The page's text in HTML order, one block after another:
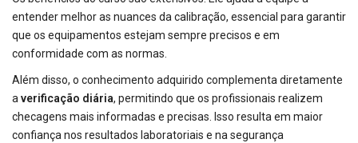
entender melhor as nuances da calibração, essencial para garantir
que os equipamentos estejam sempre precisos e em
conformidade com as normas.
Além disso, o conhecimento adquirido complementa diretamente
averificação diária, permitindo que os profissionais realizem
checagens mais informadas e precisas. Isso resulta em maior
confiança nos resultados laboratoriais e na segurança